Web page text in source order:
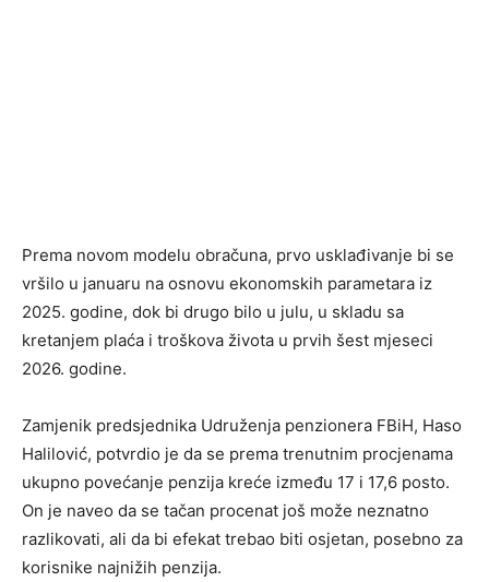
Prema novom modelu obračuna, prvo usklađivanje bi se
vršilo u januaru na osnovu ekonomskih parametara iz
2025. godine, dok bi drugo bilo u julu, u skladu sa
kretanjem plaća i troškova života u prvih šest mjeseci
2026. godine.
Zamjenik predsjednika Udruženja penzionera FBiH, Haso
Halilović, potvrdio je da se prema trenutnim procjenama
ukupno povećanje penzija kreće između 17 i 17,6 posto.
On je naveo da se tačan procenat još može neznatno
razlikovati, ali da bi efekat trebao biti osjetan, posebno za
korisnike najnižih penzija.